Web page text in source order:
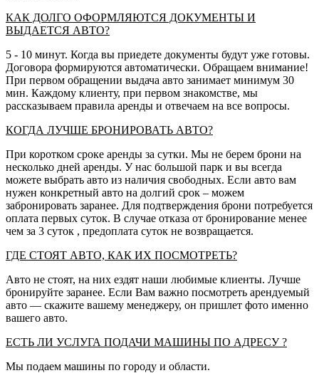
КАК ДОЛГО ОФОРМЛЯЮТСЯ ДОКУМЕНТЫ И
ВЫДАЕТСЯ АВТО?
5 - 10 минут. Когда вы приедете документы будут уже готовы.
Договора формируются автоматически. Обращаем внимание!
При первом обращении выдача авто занимает минимум 30
мин. Каждому клиенту, при первом знакомстве, мы
рассказываем правила аренды и отвечаем на все вопросы.
КОГДА ЛУЧШЕ БРОНИРОВАТЬ АВТО?
При коротком сроке аренды за сутки. Мы не берем брони на
несколько дней аренды. У нас большой парк и вы всегда
можете выбрать авто из наличия свободных. Если авто вам
нужен конкретный авто на долгий срок – можем
забронировать заранее. Для подтверждения брони потребуется
оплата первых суток. В случае отказа от бронирование менее
чем за 3 суток , предоплата суток не возвращается.
ГДЕ СТОЯТ АВТО, КАК ИХ ПОСМОТРЕТЬ?
Авто не стоят, на них ездят наши любимые клиенты. Лучше
бронируйте заранее. Если Вам важно посмотреть арендуемый
авто — скажите вашему менеджеру, он пришлет фото именно
вашего авто.
ЕСТЬ ЛИ УСЛУГА ПОДАЧИ МАШИНЫ ПО АДРЕСУ ?
Мы подаем машины по городу и области.